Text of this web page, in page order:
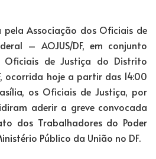
pela Associação dos Oficiais de
– AOJUS/DF, em conjunto
de Justiça do Distrito
ocorrida hoje a partir das 14:00
os Oficiais de Justiça, por
aderir a greve convocada
dos Trabalhadores do Poder
Público da União no DF.